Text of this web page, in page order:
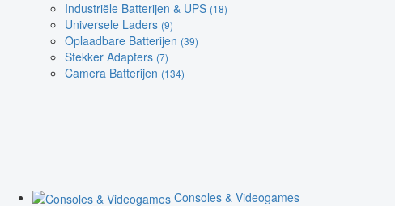
Industriële Batterijen & UPS (18)
Universele Laders (9)
Oplaadbare Batterijen (39)
Stekker Adapters (7)
Camera Batterijen (134)
Consoles & Videogames